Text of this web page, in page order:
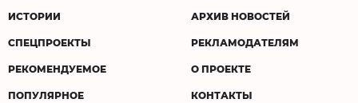
ИСТОРИИ
СПЕЦПРОЕКТЫ
РЕКОМЕНДУЕМОЕ
ПОПУЛЯРНОЕ
АРХИВ НОВОСТЕЙ
РЕКЛАМОДАТЕЛЯМ
О ПРОЕКТЕ
КОНТАКТЫ